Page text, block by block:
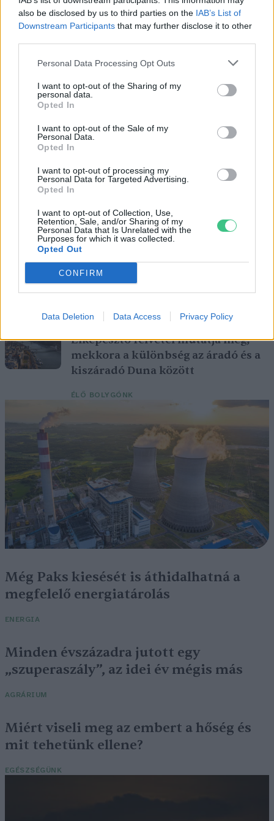
also be disclosed by us to third parties on the IAB’s List of
Downstream Participants that may further disclose it to other
Personal Data Processing Opt Outs
I want to opt-out of the Sharing of my
personal data.
Opted In
I want to opt-out of the Sale of my
Personal Data.
Opted In
I want to opt-out of processing my
Personal Data for Targeted Advertising.
Opted In
I want to opt-out of Collection, Use,
Retention, Sale, and/or Sharing of my
Personal Data that Is Unrelated with the
Purposes for which it was collected.
Opted Out
CONFIRM
Data Deletion Data Access Privacy Policy
Szöllősi Gáborral, a Gardenfutura ügyvezetőjével beszélgettünk.
Történelmi aszály sújtja Nagy-
Britanniát is
Elképesztő felvétel mutatja meg,
mekkora a különbség az áradó és a
kiszáradó Duna között
ÉLŐ BOLYGÓNK
Még Paks kiesését is áthidalhatná a
megfelelő energiatárolás
ENERGIA
Minden évszázadra jutott egy
„szuperaszály”, az idei év mégis más
AGRÁRIUM
Miért viseli meg az embert a hőség és
mit tehetünk ellene?
EGÉSZSÉGÜNK